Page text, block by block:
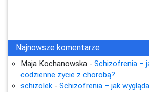
Najnowsze komentarze
Maja Kochanowska - Schizofrenia –
codzienne życie z chorobą?
schizolek - Schizofrenia – jak